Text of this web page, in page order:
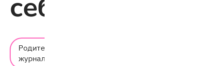
Родительский
журнал